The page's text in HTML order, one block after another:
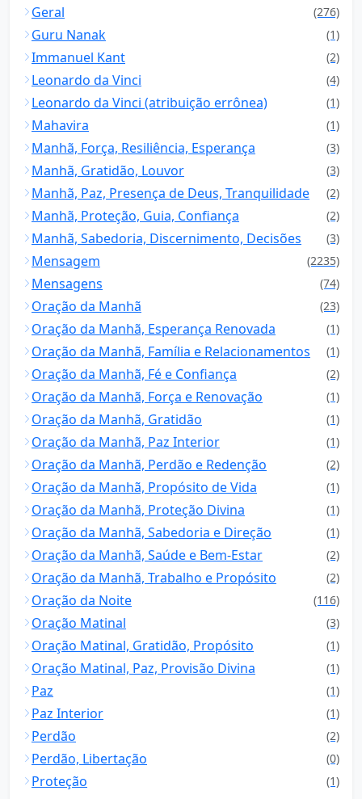
Geral (276)
Guru Nanak (1)
Immanuel Kant (2)
Leonardo da Vinci (4)
Leonardo da Vinci (atribuição errônea) (1)
Mahavira (1)
Manhã, Força, Resiliência, Esperança (3)
Manhã, Gratidão, Louvor (3)
Manhã, Paz, Presença de Deus, Tranquilidade (2)
Manhã, Proteção, Guia, Confiança (2)
Manhã, Sabedoria, Discernimento, Decisões (3)
Mensagem (2235)
Mensagens (74)
Oração da Manhã (23)
Oração da Manhã, Esperança Renovada (1)
Oração da Manhã, Família e Relacionamentos (1)
Oração da Manhã, Fé e Confiança (2)
Oração da Manhã, Força e Renovação (1)
Oração da Manhã, Gratidão (1)
Oração da Manhã, Paz Interior (1)
Oração da Manhã, Perdão e Redenção (2)
Oração da Manhã, Propósito de Vida (1)
Oração da Manhã, Proteção Divina (1)
Oração da Manhã, Sabedoria e Direção (1)
Oração da Manhã, Saúde e Bem-Estar (2)
Oração da Manhã, Trabalho e Propósito (2)
Oração da Noite (116)
Oração Matinal (3)
Oração Matinal, Gratidão, Propósito (1)
Oração Matinal, Paz, Provisão Divina (1)
Paz (1)
Paz Interior (1)
Perdão (2)
Perdão, Libertação (0)
Proteção (1)